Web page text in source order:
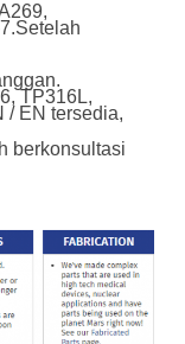
TP316L,
/ EN tersedia,
berkonsultasi